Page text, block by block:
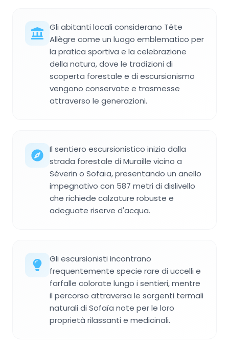
Gli abitanti locali considerano Tête
Allègre come un luogo emblematico per
la pratica sportiva e la celebrazione
della natura, dove le tradizioni di
scoperta forestale e di escursionismo
vengono conservate e trasmesse
attraverso le generazioni.
Il sentiero escursionistico inizia dalla
strada forestale di Muraille vicino a
Séverin o Sofaïa, presentando un anello
impegnativo con 587 metri di dislivello
che richiede calzature robuste e
adeguate riserve d'acqua.
Gli escursionisti incontrano
frequentemente specie rare di uccelli e
farfalle colorate lungo i sentieri, mentre
il percorso attraversa le sorgenti termali
naturali di Sofaïa note per le loro
proprietà rilassanti e medicinali.